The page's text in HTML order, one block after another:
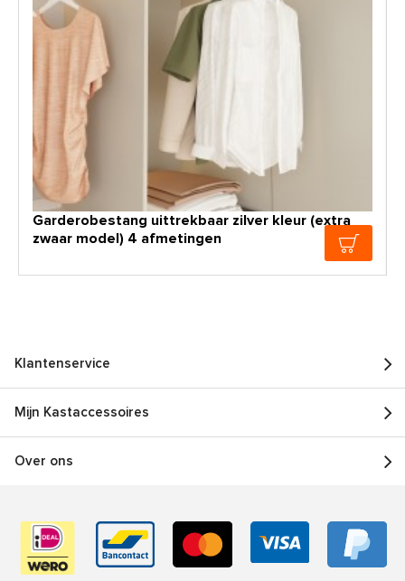
Garderobestang uittrekbaar zilver kleur (extra
zwaar model) 4 afmetingen
Klantenservice
Mijn Kastaccessoires
Over ons